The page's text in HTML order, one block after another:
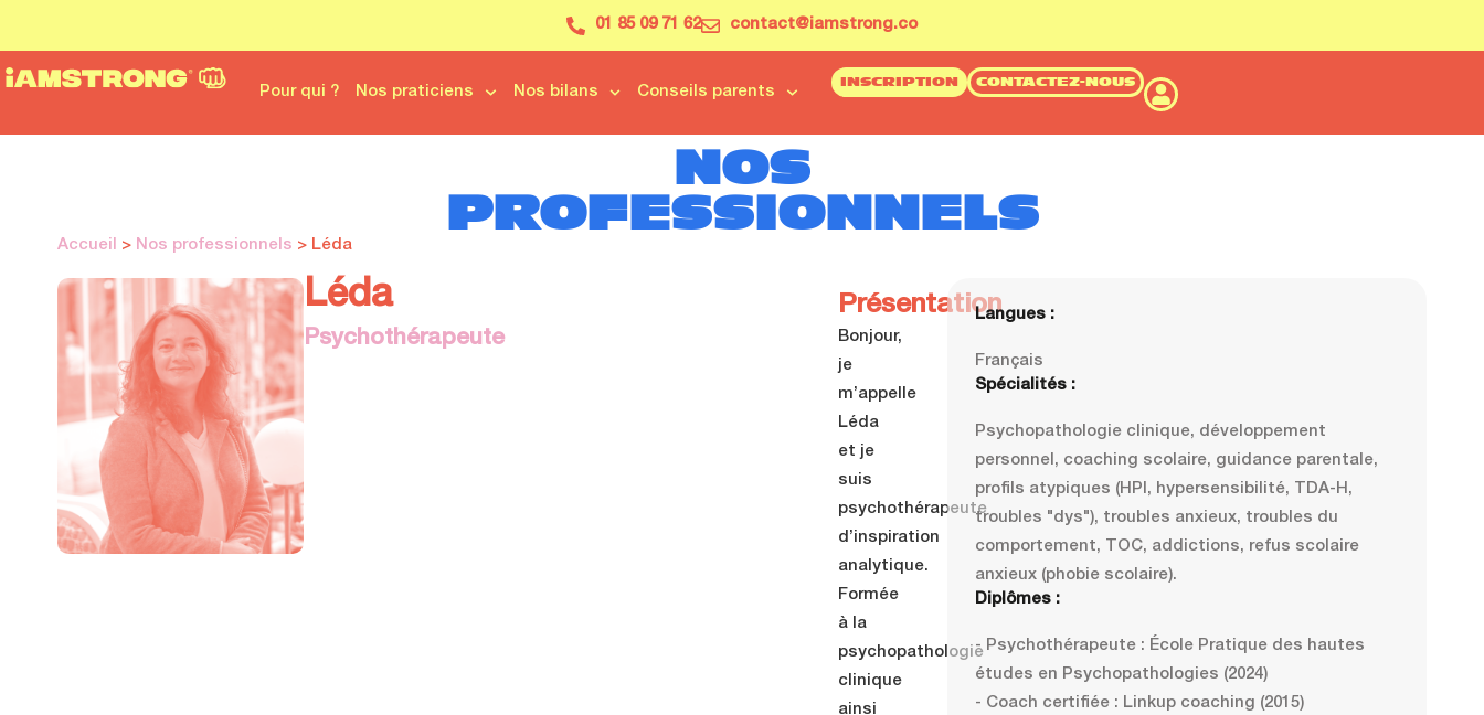
01 85 09 71 62 contact@iamstrong.co
Pour qui ? Nos praticiens Nos bilans Conseils parents
INSCRIPTION CONTACTEZ-NOUS
NOS
PROFESSIONNELS
Accueil > Nos professionnels > Léda
Léda
Psychothérapeute
Présentation
Bonjour,
je
m’appelle
Léda
et je
suis
psychothérapeute
d’inspiration
analytique.
Formée
à la
psychopathologie
clinique
ainsi
Langues :
Français
Spécialités :
Psychopathologie clinique, développement
personnel, coaching scolaire, guidance parentale,
profils atypiques (HPI, hypersensibilité, TDA-H,
troubles "dys"), troubles anxieux, troubles du
comportement, TOC, addictions, refus scolaire
anxieux (phobie scolaire).
Diplômes :
- Psychothérapeute : École Pratique des hautes
études en Psychopathologies (2024)
- Coach certifiée : Linkup coaching (2015)